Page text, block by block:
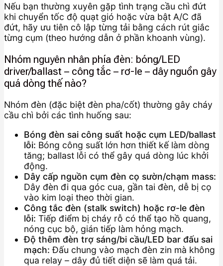
Nếu bạn thường xuyên gặp tình trạng cầu chì đứt
khi chuyển tốc độ quạt gió hoặc vừa bật A/C đã
đứt, hãy ưu tiên cô lập từng tải bằng cách rút giắc
từng cụm (theo hướng dẫn ở phần khoanh vùng).
Nhóm nguyên nhân phía đèn: bóng/LED
driver/ballast – công tắc – rơ-le – dây nguồn gây
quá dòng thế nào?
Nhóm đèn (đặc biệt đèn pha/cốt) thường gây cháy
cầu chì bởi các tình huống sau:
Bóng đèn sai công suất hoặc cụm LED/ballast
lỗi: Bóng công suất lớn hơn thiết kế làm dòng
tăng; ballast lỗi có thể gây quá dòng lúc khởi
động.
Dây cấp nguồn cụm đèn cọ sườn/chạm mass:
Dây đèn đi qua góc cua, gần tai đèn, dễ bị cọ
vào kim loại theo thời gian.
Công tắc đèn (stalk switch) hoặc rơ-le đèn
lỗi: Tiếp điểm bị cháy rỗ có thể tạo hồ quang,
nóng cục bộ, gián tiếp làm hỏng mạch.
Độ thêm đèn trợ sáng/bi cầu/LED bar đấu sai
mạch: Đấu chung vào mạch đèn zin mà không
qua relay – dây đủ tiết diện sẽ làm quá tải.